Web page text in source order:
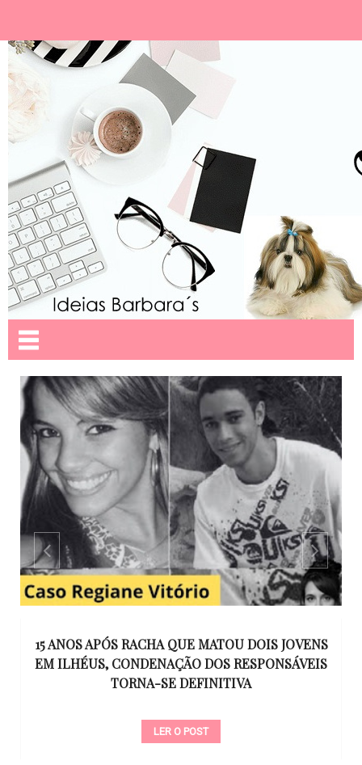
15 ANOS APÓS RACHA QUE MATOU DOIS JOVENS
EM ILHÉUS, CONDENAÇÃO DOS RESPONSÁVEIS
TORNA-SE DEFINITIVA
LER O POST